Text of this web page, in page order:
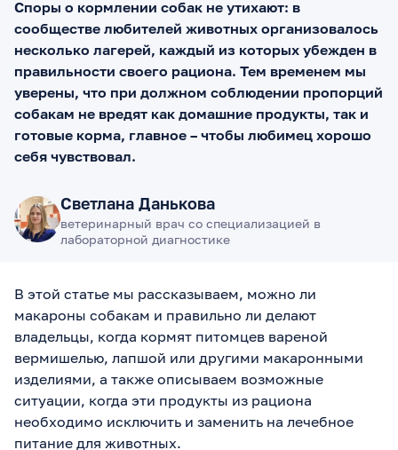
Споры о кормлении собак не утихают: в
сообществе любителей животных организовалось
несколько лагерей, каждый из которых убежден в
правильности своего рациона. Тем временем мы
уверены, что при должном соблюдении пропорций
собакам не вредят как домашние продукты, так и
готовые корма, главное – чтобы любимец хорошо
себя чувствовал.
Светлана Данькова
ветеринарный врач со специализацией в
лабораторной диагностике
В этой статье мы рассказываем, можно ли
макароны собакам и правильно ли делают
владельцы, когда кормят питомцев вареной
вермишелью, лапшой или другими макаронными
изделиями, а также описываем возможные
ситуации, когда эти продукты из рациона
необходимо исключить и заменить на лечебное
питание для животных.